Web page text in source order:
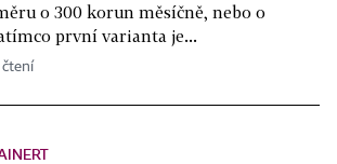
o 300 korun měsíčně, nebo o
první varianta je...